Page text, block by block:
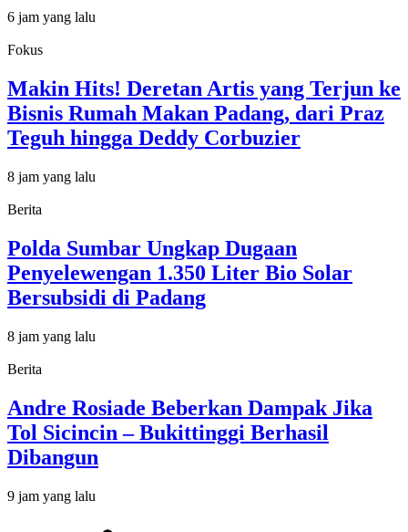
6 jam yang lalu
Fokus
Makin Hits! Deretan Artis yang Terjun ke
Bisnis Rumah Makan Padang, dari Praz
Teguh hingga Deddy Corbuzier
8 jam yang lalu
Berita
Polda Sumbar Ungkap Dugaan
Penyelewengan 1.350 Liter Bio Solar
Bersubsidi di Padang
8 jam yang lalu
Berita
Andre Rosiade Beberkan Dampak Jika
Tol Sicincin – Bukittinggi Berhasil
Dibangun
9 jam yang lalu